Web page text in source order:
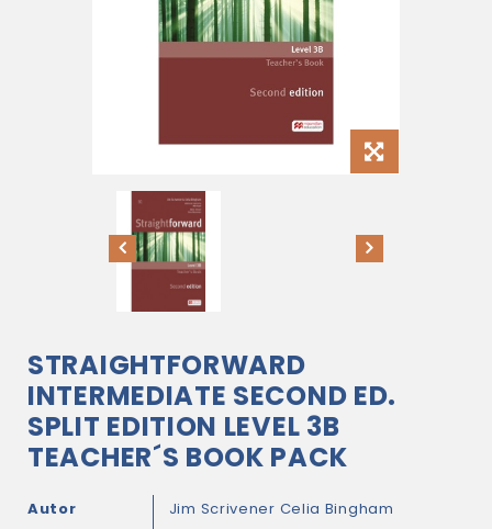
STRAIGHTFORWARD
INTERMEDIATE SECOND ED.
SPLIT EDITION LEVEL 3B
TEACHER´S BOOK PACK
Autor Jim Scrivener Celia Bingham